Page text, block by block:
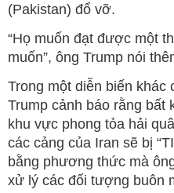
(Pakistan) đổ vỡ.
“Họ muốn đạt được một
muốn”, ông Trump nói
Trong một diễn biến khác
Trump cảnh báo rằng bất
khu vực phong tỏa hải
các cảng của Iran sẽ bị
bằng phương thức mà
xử lý các đối tượng buôn